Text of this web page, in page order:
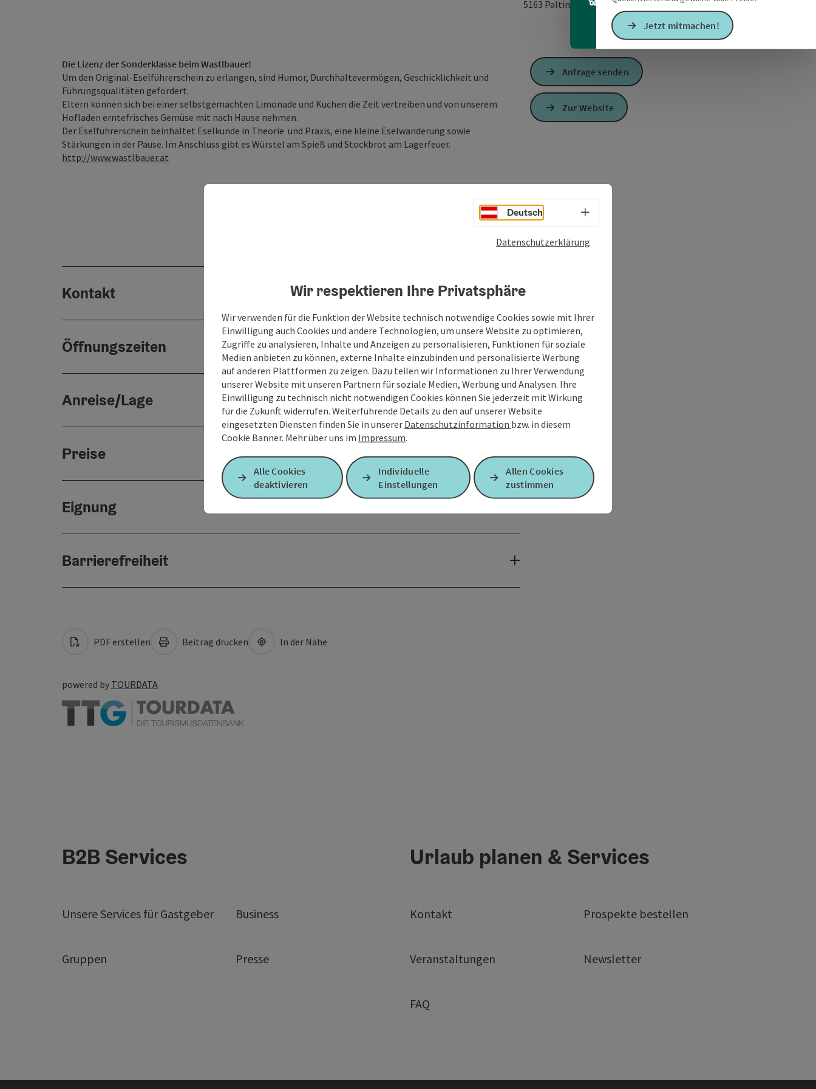
Jetzt mitmachen!
5163 Palting in Google Maps öffnen
in Apple Maps
Die Lizenz der Sonderklasse beim Wastlbauer!
Um den Original-Eselführerschein zu erlangen, sind Humor, Durchhaltevermögen, Geschicklichkeit und
Führungsqualitäten gefordert.
Eltern können sich bei einer selbstgemachten Limonade und Kuchen die Zeit vertreiben und von unserem
Hofladen erntefrisches Gemüse mit nach Hause nehmen.
Der Eselführerschein beinhaltet Eselkunde in Theorie und Praxis, eine kleine Eselwanderung sowie
Stärkungen in der Pause. Im Anschluss gibt es Würstel am Spieß und Stockbrot am Lagerfeuer.
http://www.wastlbauer.at
Kontakt
Öffnungszeiten
Anreise/Lage
Preise
Eignung
Barrierefreiheit
Anfrage senden
Zur Website
PDF erstellen Beitrag drucken In der Nähe
powered by TOURDATA
B2B Services
Unsere Services für Gastgeber Business
Gruppen Presse
Urlaub planen & Services
Kontakt Prospekte bestellen
Veranstaltungen Newsletter
FAQ
Deutsch Sprachwahl - Menü öffnen
Datenschutzerklärung
Wir respektieren Ihre Privatsphäre
Wir verwenden für die Funktion der Website technisch notwendige Cookies sowie mit Ihrer
Einwilligung auch Cookies und andere Technologien, um unsere Website zu optimieren,
Zugriffe zu analysieren, Inhalte und Anzeigen zu personalisieren, Funktionen für soziale
Medien anbieten zu können, externe Inhalte einzubinden und personalisierte Werbung
auf anderen Plattformen zu zeigen. Dazu teilen wir Informationen zu Ihrer Verwendung
unserer Website mit unseren Partnern für soziale Medien, Werbung und Analysen. Ihre
Einwilligung zu technisch nicht notwendigen Cookies können Sie jederzeit mit Wirkung
für die Zukunft widerrufen. Weiterführende Details zu den auf unserer Website
eingesetzten Diensten finden Sie in unserer Datenschutzinformation bzw. in diesem
Cookie Banner. Mehr über uns im Impressum.
Alle Cookies
deaktivieren
Individuelle
Einstellungen
Allen Cookies
zustimmen